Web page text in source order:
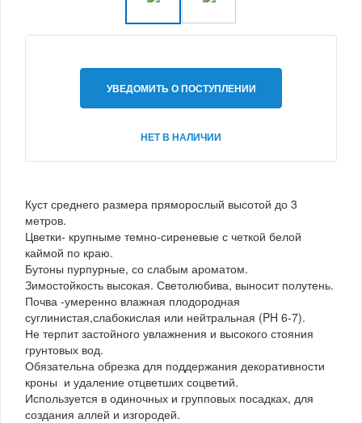
УВЕДОМИТЬ О ПОСТУПЛЕНИИ
НЕТ В НАЛИЧИИ
Куст среднего размера пряморослый высотой до 3
метров.
Цветки- крупныме темно-сиреневые с четкой белой
каймой по краю.
Бутоны пурпурные, со слабым ароматом.
Зимостойкость высокая. Светолюбива, выносит полутень.
Почва -умеренно влажная плодородная
суглинистая,слабокислая или нейтральная (PH 6-7).
Не терпит застойного увлажнения и высокого стояния
грунтовых вод.
Обязательна обрезка для поддержания декоративности
кроны и удаление отцветших соцветий.
Используется в одиночных и групповых посадках, для
создания аллей и изгородей.